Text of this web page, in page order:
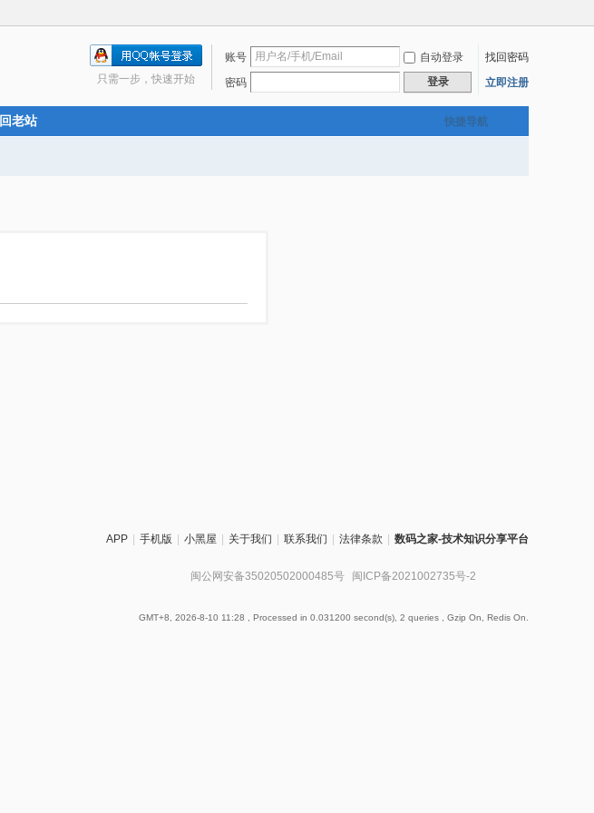
账号 自动登录
找回密码
密码
登录 立即注册
只需一步，快速开始
快捷导航
回老站
APP 手机版 小黑屋 关于我们 联系我们 法律条款 数码之家-技术知识分享平台
闽公网安备35020502000485号 闽ICP备2021002735号-2
GMT+8, 2026-8-10 11:28 , Processed in 0.031200 second(s), 2 queries , Gzip On, Redis On.